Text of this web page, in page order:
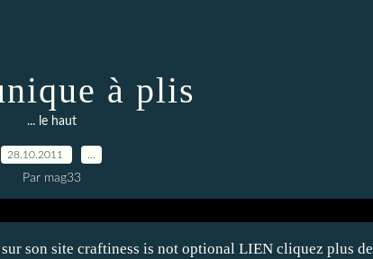
à plis
... le haut
28.10.2011
Par mag33
son site craftiness is not optional LIEN cliquez plus de